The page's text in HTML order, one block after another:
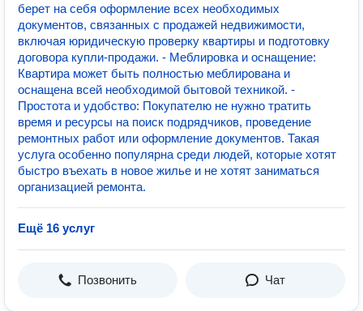
берет на себя оформление всех необходимых
документов, связанных с продажей недвижимости,
включая юридическую проверку квартиры и подготовку
договора купли-продажи. - Меблировка и оснащение:
Квартира может быть полностью меблирована и
оснащена всей необходимой бытовой техникой. -
Простота и удобство: Покупателю не нужно тратить
время и ресурсы на поиск подрядчиков, проведение
ремонтных работ или оформление документов. Такая
услуга особенно популярна среди людей, которые хотят
быстро въехать в новое жилье и не хотят заниматься
организацией ремонта.
Ещё 16 услуг
Позвонить Чат